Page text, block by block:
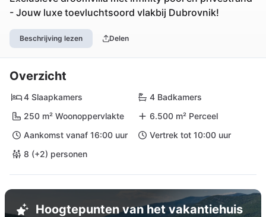
- Jouw luxe toevluchtsoord vlakbij Dubrovnik!
Beschrijving lezen Delen
Overzicht
4 Slaapkamers
4 Badkamers
250 m² Woonoppervlakte
6.500 m² Perceel
Aankomst vanaf 16:00 uur
Vertrek tot 10:00 uur
8 (+2) personen
Hoogtepunten van het vakantiehuis